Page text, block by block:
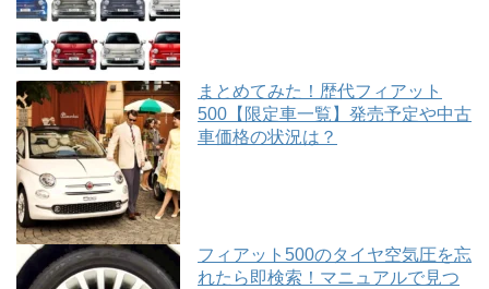
まとめてみた！歴代フィアット
500【限定車一覧】発売予定や中古
車価格の状況は？
フィアット500のタイヤ空気圧を忘
れたら即検索！マニュアルで見つ